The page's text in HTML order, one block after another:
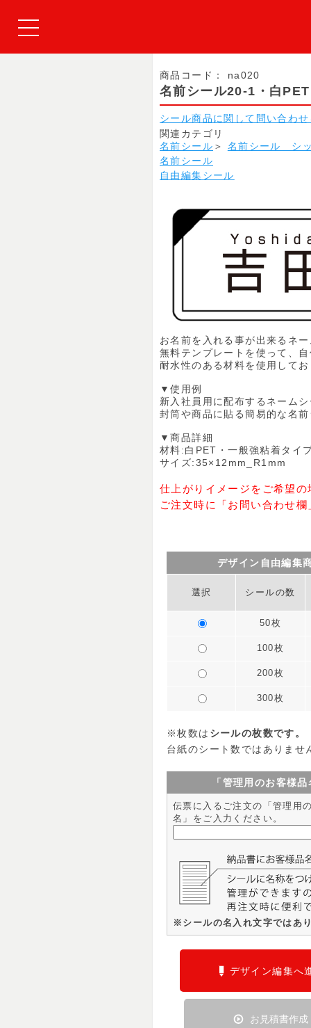
商品コード： na020
名前シール20-1・白
シール商品に関して問い合わ
関連カテゴリ
名前シール ＞
名前シール シ
名前シール
自由編集シール
お名前を入れる事が出来るネ
無料テンプレートを使って、
耐水性のある材料を使用して
▼使用例
新入社員用に配布するネーム
封筒や商品に貼る簡易的な名
▼商品詳細
材料:白PET・一般強粘着タイ
サイズ:35×12mm_R1mm
仕上がりイメージをご希望の
ご注文時に「お問い合わせ
デザイン自由編集
選択 シールの数
50枚
100枚
200枚
300枚
※枚数は シールの枚数です。
台紙のシート数ではありませ
「管理用のお客様
伝票に入るご注文の「管理用
名」をご入力ください。
※シールの名入れ文字ではあ
お見積書作成
デザイン編集へ